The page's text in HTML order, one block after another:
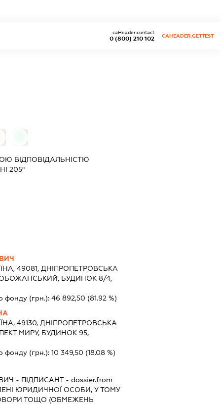
0 (800) 210 102
caHeader.contact
CAHEADER.GETTEST
ВІДПОВІДАЛЬНІСТЮ
205"
49081, ДНІПРОПЕТРОВСЬКА
БУДИНОК 8/4,
фонду (грн.):46 892,50 (81.92 %)
49130, ДНІПРОПЕТРОВСЬКА
МИРУ, БУДИНОК 95,
фонду (грн.):10 349,50 (18.08 %)
- ПІДПИСАНТ- dossier.from
ЮРИДИЧНОЇ ОСОБИ, У ТОМУ
ТОЩО (ОБМЕЖЕНЬ